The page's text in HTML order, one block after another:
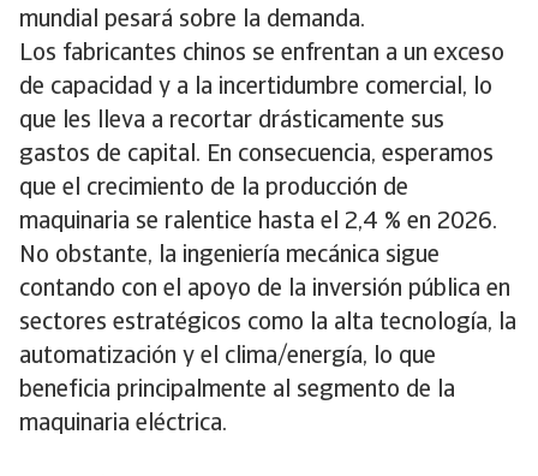
mundial pesará sobre la demanda.
Los fabricantes chinos se enfrentan a un exceso
de capacidad y a la incertidumbre comercial, lo
que les lleva a recortar drásticamente sus
gastos de capital. En consecuencia, esperamos
que el crecimiento de la producción de
maquinaria se ralentice hasta el 2,4 % en 2026.
No obstante, la ingeniería mecánica sigue
contando con el apoyo de la inversión pública en
sectores estratégicos como la alta tecnología, la
automatización y el clima/energía, lo que
beneficia principalmente al segmento de la
maquinaria eléctrica.